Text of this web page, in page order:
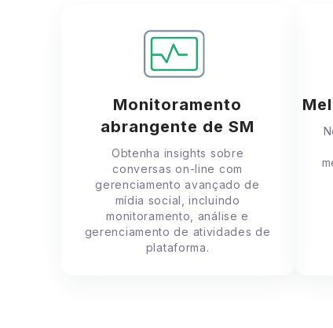
Monitoramento
abrangente de SM
Obtenha insights sobre
conversas on-line com
gerenciamento avançado de
mídia social, incluindo
monitoramento, análise e
gerenciamento de atividades de
plataforma.